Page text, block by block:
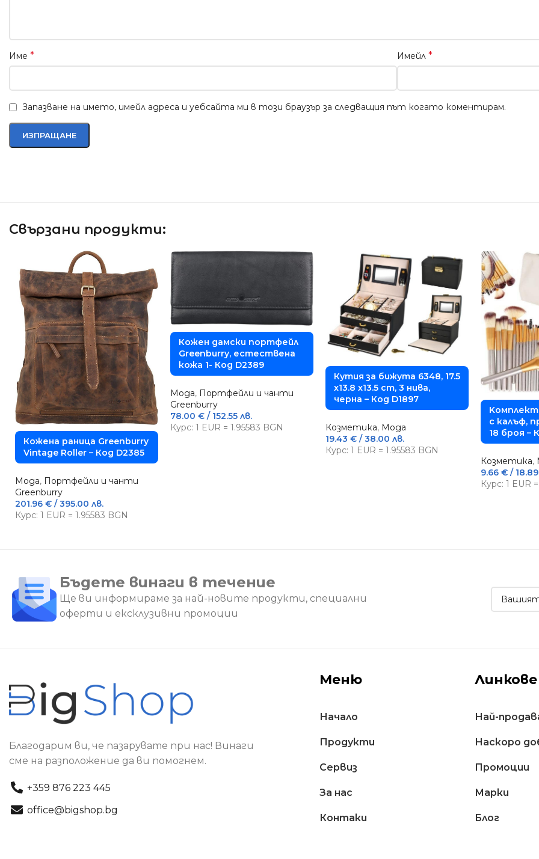
Име * Имейл *
Запазване на името, имейл адреса и уебсайта ми в този браузър за следващия път когато коментирам.
Свързани продукти:
Кожена раница Greenburry
Vintage Roller – Код D2385
Мода, Портфейли и чанти
Greenburry
201.96 € / 395.00 лв.
Курс: 1 EUR = 1.95583 BGN
Кожен дамски портфейл
Greenburry, естествена
кожа 1- Код D2389
Мода, Портфейли и чанти
Greenburry
78.00 € / 152.55 лв.
Курс: 1 EUR = 1.95583 BGN
Кутия за бижута 6348, 17.5
x13.8 x13.5 cm, 3 нива,
черна – Код D1897
Козметика, Мода
19.43 € / 38.00 лв.
Курс: 1 EUR = 1.95583 BGN
с калъф,
18 броя –
Козметика,
9.66 € /
Курс: 1 EUR
Бъдете винаги в течение
Ще ви информираме за най-новите продукти, специални
оферти и ексклузивни промоции
Благодарим ви, че пазарувате при нас! Винаги
сме на разположение да ви помогнем.
+359 876 223 445
office@bigshop.bg
Меню
Начало
Продукти
Сервиз
За нас
Контаки
Линкове
Най-
Наскоро
Промоции
Марки
Блог